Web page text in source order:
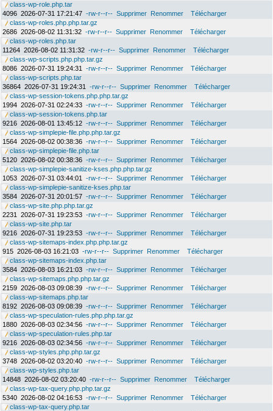
class-wp-role.php.tar
4096 2026-07-31 17:21:47 -rw-r--r-- Supprimer Renommer
Télécharger
class-wp-roles.php.php.tar.gz
2686 2026-08-02 11:31:32 -rw-r--r-- Supprimer Renommer
Télécharger
class-wp-roles.php.tar
11264 2026-08-02 11:31:32 -rw-r--r-- Supprimer Renommer
Télécharger
class-wp-scripts.php.php.tar.gz
8086 2026-07-31 19:24:31 -rw-r--r-- Supprimer Renommer
Télécharger
class-wp-scripts.php.tar
36864 2026-07-31 19:24:31 -rw-r--r-- Supprimer Renommer
Télécharger
class-wp-session-tokens.php.php.tar.gz
1994 2026-07-31 02:24:33 -rw-r--r-- Supprimer Renommer
Télécharger
class-wp-session-tokens.php.tar
9216 2026-08-01 13:45:12 -rw-r--r-- Supprimer Renommer
Télécharger
class-wp-simplepie-file.php.php.tar.gz
1564 2026-08-02 00:38:36 -rw-r--r-- Supprimer Renommer
Télécharger
class-wp-simplepie-file.php.tar
5120 2026-08-02 00:38:36 -rw-r--r-- Supprimer Renommer
Télécharger
class-wp-simplepie-sanitize-kses.php.php.tar.gz
1053 2026-07-31 03:44:01 -rw-r--r-- Supprimer Renommer
Télécharger
class-wp-simplepie-sanitize-kses.php.tar
3584 2026-07-31 20:01:57 -rw-r--r-- Supprimer Renommer
Télécharger
class-wp-site.php.php.tar.gz
2231
2026-07-31 19:23:53 -rw-r--r-- Supprimer Renommer
Télécharger
class-wp-site.php.tar
9216 2026-07-31 19:23:53 -rw-r--r-- Supprimer Renommer
Télécharger
class-wp-sitemaps-index.php.php.tar.gz
915 2026-08-03 16:21:03 -rw-r--r-- Supprimer Renommer
Télécharger
class-wp-sitemaps-index.php.tar
3584 2026-08-03 16:21:03 -rw-r--r-- Supprimer Renommer
Télécharger
class-wp-sitemaps.php.php.tar.gz
2159 2026-08-03 09:08:39 -rw-r--r-- Supprimer Renommer
Télécharger
class-wp-sitemaps.php.tar
8192 2026-08-03 09:08:39 -rw-r--r-- Supprimer Renommer
Télécharger
class-wp-speculation-rules.php.php.tar.gz
1880 2026-08-03 02:34:56 -rw-r--r-- Supprimer Renommer
Télécharger
class-wp-speculation-rules.php.tar
9216 2026-08-03 02:34:56 -rw-r--r-- Supprimer Renommer
Télécharger
class-wp-styles.php.php.tar.gz
3748 2026-08-02 03:20:40 -rw-r--r-- Supprimer Renommer
Télécharger
class-wp-styles.php.tar
14848 2026-08-02 03:20:40 -rw-r--r-- Supprimer Renommer
Télécharger
class-wp-tax-query.php.php.tar.gz
5340 2026-08-02 04:16:53 -rw-r--r-- Supprimer Renommer
Télécharger
class-wp-tax-query.php.tar